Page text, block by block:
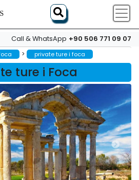
Call & WhatsApp +90 506 771 09 07
> private ture i foca
ture i Foca